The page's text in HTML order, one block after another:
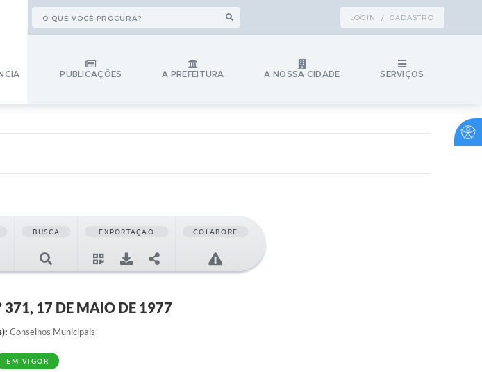
LOGIN / CADASTRO
PUBLICAÇÕES A PREFEITURA A NOSSA CIDADE SERVIÇOS
BUSCA EXPORTAÇÃO COLABORE
371, 17 DE MAIO DE 1977
Conselhos Municipais
EM VIGOR